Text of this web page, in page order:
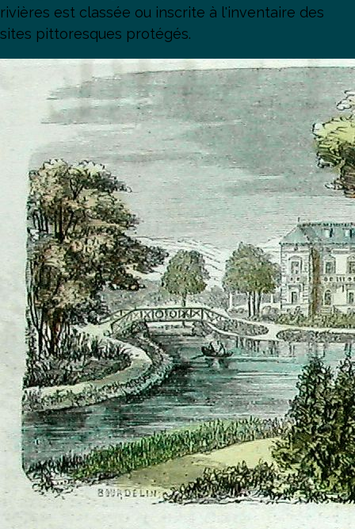
rivières est classée ou inscrite à l'inventaire des
sites pittoresques protégés.